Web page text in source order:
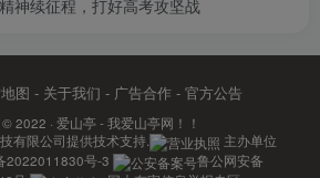
神续征程，打好高考攻坚战
图 - 关于我们 - 广告合作 - 官方公告
2022 · 爱山亭 - 我爱山亭网！！
有限公司提供技术支持.
主办单位
2022011830号-3
鲁公网安备